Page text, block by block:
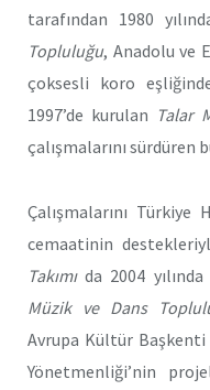
tarafından 1980
Topluluğu, Anadolu ve
çoksesli koro
1997’de kurulan Talar
çalışmalarını sürdüren
Çalışmalarını Türkiye
cemaatinin
Takımıda 2004
Müzik ve Dans
Avrupa Kültür Başkenti
Yönetmenliği’nin